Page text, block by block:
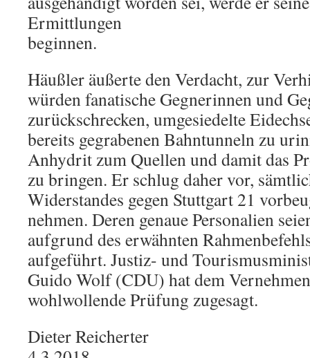
Ermittlungen
beginnen.
Häußler äußerte den Verdacht, zur
würden fanatische Gegnerinnen und
zurückschrecken, umgesiedelte
bereits gegrabenen Bahntunneln zu
Anhydrit zum Quellen und damit das
zu bringen. Er schlug daher vor,
Widerstandes gegen Stuttgart 21
nehmen. Deren genaue Personalien
aufgrund des erwähnten
aufgeführt. Justiz- und
Guido Wolf (CDU) hat dem
wohlwollende Prüfung zugesagt.
Dieter Reicherter